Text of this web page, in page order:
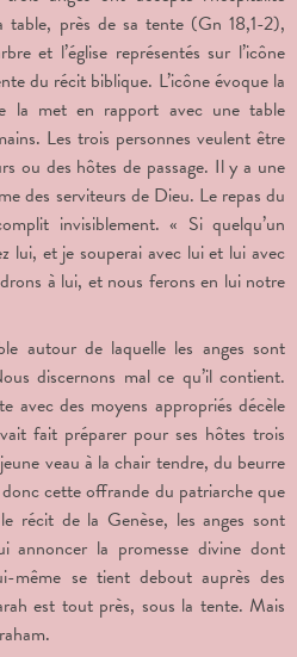
table, près de sa tente (Gn 18,1-2),
et l’église représentés sur l’icône
du récit biblique. L’icône évoque la
la met en rapport avec une table
Les trois personnes veulent être
ou des hôtes de passage. Il y a une
des serviteurs de Dieu. Le repas du
invisiblement. « Si quelqu’un
lui, et je souperai avec lui et lui avec
à lui, et nous ferons en lui notre
autour de laquelle les anges sont
discernons mal ce qu’il contient.
avec des moyens appropriés décèle
fait préparer pour ses hôtes trois
veau à la chair tendre, du beurre
cette offrande du patriarche que
récit de la Genèse, les anges sont
annoncer la promesse divine dont
même se tient debout auprès des
est tout près, sous la tente. Mais